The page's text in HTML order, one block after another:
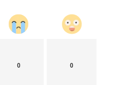
0 0